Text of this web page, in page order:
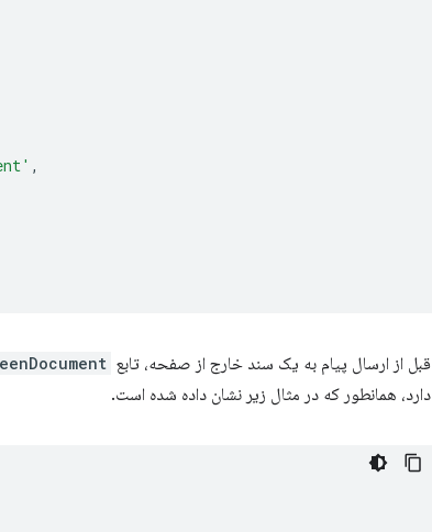
,
قبل از ارسال پیام به یک سند خارج از صفحه، تابع
دارد، همانطور که در مثال زیر نشان داده شده است.